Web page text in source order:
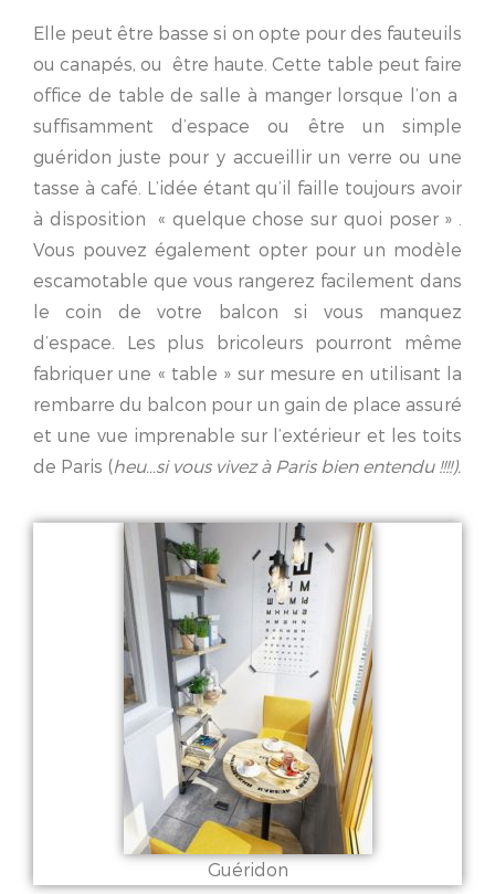
Elle peut être basse si on opte pour des fauteuils
ou canapés, ou être haute. Cette table peut faire
office de table de salle à manger lorsque l’on a
suffisamment d’espace ou être un simple
guéridon juste pour y accueillir un verre ou une
tasse à café. L’idée étant qu’il faille toujours avoir
à disposition « quelque chose sur quoi poser » .
Vous pouvez également opter pour un modèle
escamotable que vous rangerez facilement dans
le coin de votre balcon si vous manquez
d’espace. Les plus bricoleurs pourront même
fabriquer une « table » sur mesure en utilisant la
rembarre du balcon pour un gain de place assuré
et une vue imprenable sur l’extérieur et les toits
de Paris (heu…si vous vivez à Paris bien entendu !!!!).
Guéridon